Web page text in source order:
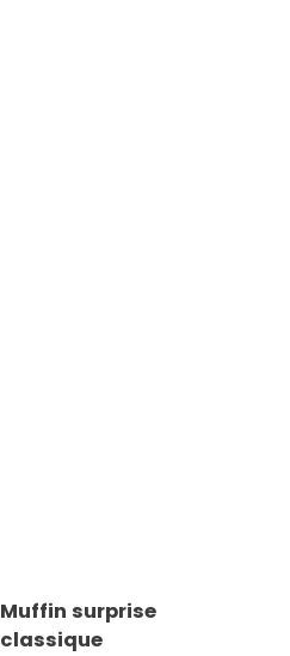
Muffin surprise
classique